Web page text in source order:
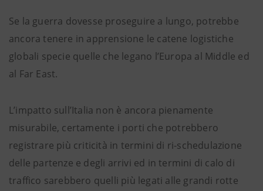
Se la guerra dovesse proseguire a lungo, potrebbe
ancora tenere in apprensione le catene logistiche
globali specie quelle che legano l’Europa al Middle ed
al Far East.
L’impatto sull’Italia non è ancora pienamente
misurabile, certamente i porti che potrebbero
registrare più criticità in termini di ri-schedulazione
delle partenze e degli arrivi ed in termini di calo di
traffico sarebbero quelli più legati alle grandi rotte